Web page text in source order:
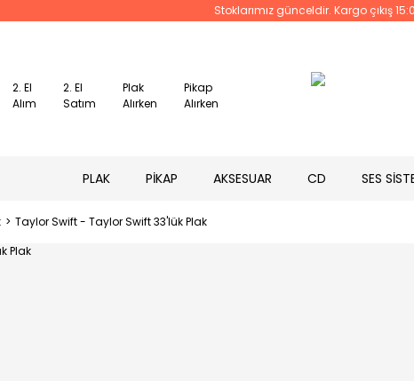
Stoklarımız günceldir. Kargo çıkış
2. El
Alım
2. El
Satım
Plak
Alırken
Pikap
Alırken
PLAK PİKAP AKSESUAR CD SES
Taylor Swift - Taylor Swift 33'lük Plak